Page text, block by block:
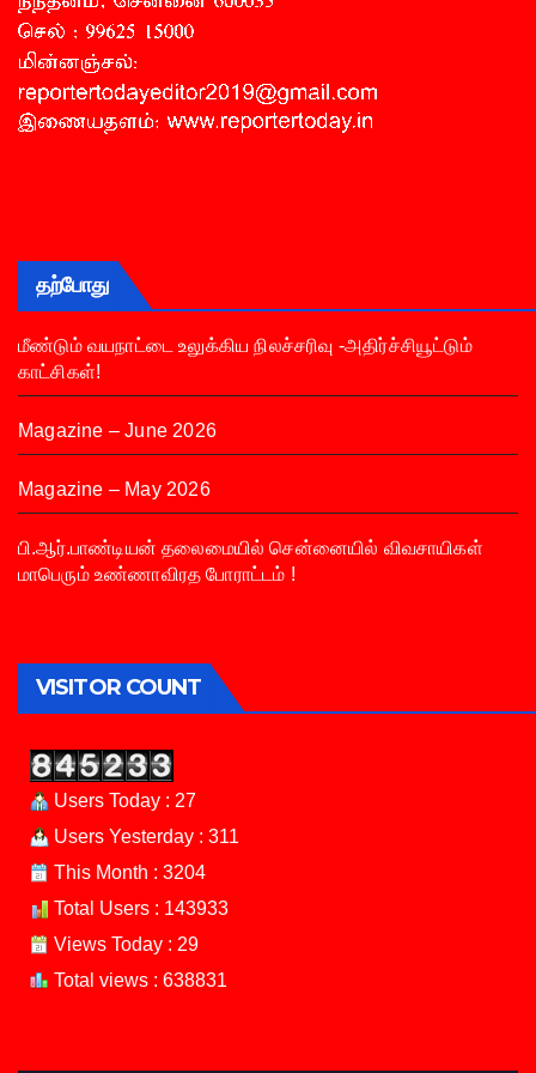
தற்போது
மீண்டும் வயநாட்டை உலுக்கிய நிலச்சரிவு -அதிர்ச்சியூட்டும்
காட்சிகள்!
Magazine – June 2026
Magazine – May 2026
பி.ஆர்.பாண்டியன் தலைமையில் சென்னையில் விவசாயிகள்
மாபெரும் உண்ணாவிரத போராட்டம் !
VISITOR COUNT
Users Today : 27
Users Yesterday : 311
This Month : 3204
Total Users : 143933
Views Today : 29
Total views : 638831